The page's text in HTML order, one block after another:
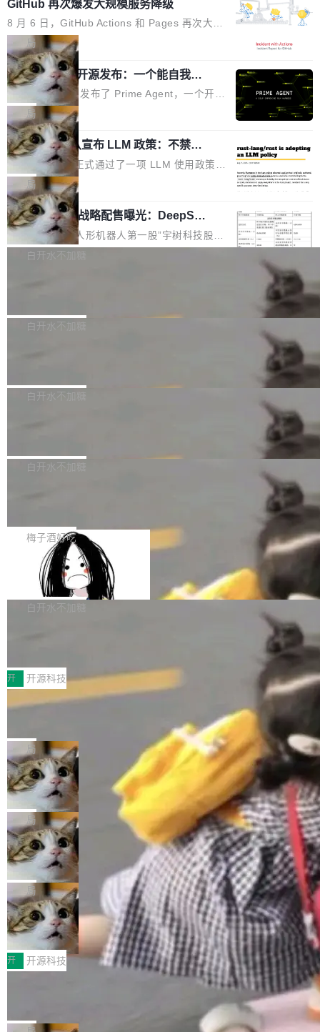
026 的读者：「看了篇 ...
理由很具体。FA 系列不需要解释，但 FA2 是他
认为最重要的一个——复杂度恰到好处，刚好能
驱动你去学 CuTe，但还没被那些"邪恶的" Hopp
er++ 优化所淹没，足够容易修改和适配。 更关
键的是 FA2 的持久性...
鸿蒙通过统一技术底座和分布式能力，为不同类
型智能设备的开发、连接与互联提供关键支撑，
也为产业链企业探索产品创新与商业增长打开新
的空间。 8月14日，开源鸿蒙智能硬件开发者日
（OHDD：OpenHarmony Hardware Develope
r Day）将在杭州启航。活动面向智能硬件产业
链企业和开发者，邀请行业专家与资深技术顾
问，围绕开源鸿蒙技术能力、设备适配、芯片适
配、功耗与稳定性调优、兼容性测评及统一互联
等内容展开系统讲解和实战交流，帮助企业进一
步了解开源鸿蒙在智能...
GitHub 再次爆发大规模服务降级
8 月 6 日，GitHub Actions 和 Pages 再次大规
模服务降级，Actions 完全不可用超过 5 小时，
webhook 停发，连自托管 runner 也因调度层故
障无法工作。Pages、Copilot code review、C
opilot coding agent 全部受影响。从检测到完全
恢复，大约 12 小时。 这是 2026 年 8 月的第六
起事故，其中四起与 AI/Copilot 服务相关。 Git
Hub 员工 kdaigle 在 HN 讨论中贴出了一组数
据：2025 年全年 10 亿次 commit。现在，每周
2.75 亿次，全年预计 140 亿次。GitHub...
局
Prime Agent 开源发布：一个能自我改
进的编程 Agent，ARC-AGI 3 超越人类
专家基线
Prime Intellect 发布了 Prime Agent，一个开源
的编程 Agent Harness，核心设计围绕两个抽
象：Recursive Language Model（RLM）和 C
ontinual Harness。在 ARC-AGI 3 基准测试
上，Prime Agent + Opus 5 的组合达到了 95.
5% RHAE Best@1，超过了 ARC 报告的人类专
家基线 95.4%。 不是又一个 coding agent 包装
器 Prime Agent 的架构和市面上大多数 coding
agent 有本质区别。大多数 agent harness 的设
计是基于早期模型的能力—...
局
Rust 项目团队宣布 LLM 政策：不禁
止，但你要承认哪些代码不是你写的
Rust 语言项目正式通过了一项 LLM 使用政策，
覆盖 rust-lang/rust 单一仓库的代码贡献。这不
是项目级别的官方立场，目前由五个团队采纳，
但它可能是主流开源项目中关于 AI 辅助贡献最
细致的一份规则。 政策的核心只有一句话：LLM
可以用来分析、提炼、审阅、建议，但不能用来
不得生成涉及安全性的关键变更，除非作者本身
局
宇树科技 IPO 战略配售曝光：DeepSe
ek 获配 93.3 万股，锁定 36 个月
8月6日晚间，“人形机器人第一股”宇树科技股份
有限公司披露IPO发行价格及战略配售结果，杭
36个月。 公告显示，本次宇树科技战略配售对
员工参与设立的专项资产管理计划。其中，Dee
获配9...
白开水不加糖
Bug fixes and enhancements 修复多次传递同
一个回归问题，该问题导致拉取镜像时会拒绝包
题，该问题可能导致在旧版 Linux 内核...
白开水不加糖
e 孵化器项目管理委员会（IPMC）投票中获得
P）！这一里程碑不仅标志着 Fluss 迈入新的发
白开水不加糖
长期停止内容更新，未能实现其作为“AI版维基百
提交的编辑请求也长期处于待处理状态。 Groki
pedia 于去年底上线，定位为由人工智能生成内
容的百科平台，被马斯克视为传统众包百科网站
维基百科的替代方案。Lawfare 调查发现，无论
热门页面还是低关注度页面，均未出现近期更
白开水不加糖
是这样的：配 MessageSource 的 Bean、写 R
eloadableResourceBundleMessageSource、
声明 LocaleResolver、注册 LocaleChangeInt
erceptor…五六步之后才能看到第一行翻译文
本。 Solon 换了个方式。整个 i18n 模块围绕三
梅子酒好吃
Apache Doris 4.1 全面增强 Iceberg：
支持 UPDATE、MERGE INTO 与 Iceb
erg V3
Apache Doris 4.1 要补齐的，正是缺失的那一
半。在已有查询能力的基础上，Doris 进一步支
常维护操作，并完整支持 Iceberg V3 格式。
白开水不加糖
村国家自主创新示范区会议中心开幕。本届大会
由中关村智联软件服务业质量创新联盟主办，以
“智构可信·质创未来——AI原生时代的质量新范
式”为主题，直面AI从实验室走向规模化产业落地
的核心质量命题。会上，《2026智能研发生产力
工具选型手册》发布，Testin云测的Testin XAge
nt智能测试系统入选AI测试领域代表产品。对CI
O而言，这提示了一个转变：AI测试正在从效率
工具升级为企业的质量基础设施。 CIO面对的新
现实 过去两年，CIO们的焦虑清单上多了两项：
一是如何让大模型和智能体应用安全地从PoC走
向生产，二是如何让测试团队跟得上AI应用...
开 开源科技
让非法状态不可表示：一篇关于 ADT
有一种东西，一旦用过就回不去了。Alex Fedos
eev 管它叫"软件设计的基石"。 他说的东西不新
鲜——代数数据类型（ADT），尤其是和类型
（sum type）。但他说清楚了一件事：这不是类
型系统的学术体操，是日常编码的思维方式。 文
章从一个简单的例子切入。一个网站的深色主题
设置，如果用布尔值 + 可空字段来表示——bool
ean 表示是否可切换，nullable 的默认模式、浅
色方案、深色方案——会产生大量无意义的组
合。方案缺了、配置冲突了、全 null 了。要知道
哪些组合有效，作者说，你得靠"文档、校验、或
者部落知识"。 换个写法。Rust 的 enum，两个
变体：Switchable...
局
Cloudflare 开源内部企业 AI 平台 Clou
dflare OS
Cloudflare 发布了一个开源项目 Cloudflare O
S。如果你只看官方博客，你会觉得这是又一
个"AI 知识库 + 聊天机器人"——每个大厂都在
做，没什么新鲜的。 但 Kenton Varda 在 Twitte
r 上把事情说清楚了： 今天我们发布了 Cloudfla
re OS，一个带连接器的聊天机器人，跟其他所
有科技公司做的一样。只不过，实际上它不一
样。这是 Sandstorm.io 的重制版，我十年前的
那个创业公司。不同的是，这次它构建在 Cloudf
lare Workers 上——我花了九年时间搭建的平台
——并且深度集成了 AI。这基本上是我十年秘密
局
Deno 团队开源 Celld，可自托管的分
布式 Durable Objects
Ryan Dahl 领导的 Deno 团队推出了最新开源项
目 Celld，一个能在自己机器上运行 Cloudflare
Workers 和 Durable Objects 的守护进程。 设
计思路很直接：每个对象是一个独立的 SQLite
数据库，按名称寻址，复制到你自己的 S3 兼容
存储库里。节点之间只通过这个存储库协调——
没有控制平面，没有共识协议。每个对象自带一
个小型数据库，应用天然按分片构建，单个数据
库的竞争和爆炸半径问题在设计层面就被消除
了。 闲置的 cell 会休眠到几乎不占资源。当 cel
局
鲁大师7月新机性能/流畅/AI榜：vivo夺
性能、流畅双第一，三星Galaxy Z系列
新折叠缺席
2026年7月的手机市场，由于存储等硬件成本暴
增，手机厂商的日子也不好过啊，新机速度明显
放缓，因此硝烟味淡了许多。新机参数规格除开
Fold8 / Z Flip8）外，其余要么是中低端机器，
例如iQOO Z11i、REDMI Note 17、REDMI No
开 开源科技
Zed 编辑器团队发布了新项目——DeltaDB，一
个在 git commit 之间记录每一次编辑操作的版